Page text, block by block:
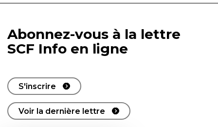
Abonnez-vous à la lettre
SCF Info en ligne
S'inscrire
Voir la dernière lettre